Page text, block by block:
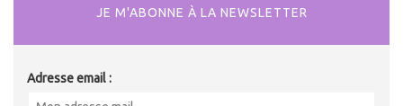
JE M'ABONNE À LA NEWSLETTER
Adresse email :